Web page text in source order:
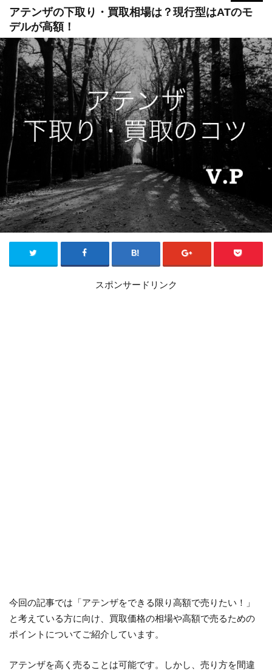
アテンザの下取り・買取相場は？現行型はATのモ
デルが高額！
スポンサードリンク
今回の記事では「アテンザをできる限り高額で売りたい！」
と考えている方に向け、買取価格の相場や高額で売るための
ポイントについてご紹介しています。
アテンザを高く売ることは可能です。しかし、売り方を間違